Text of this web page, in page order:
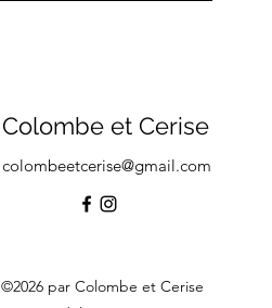
Colombe et Cerise
colombeetcerise@gmail.com
©2026 par Colombe et Cerise